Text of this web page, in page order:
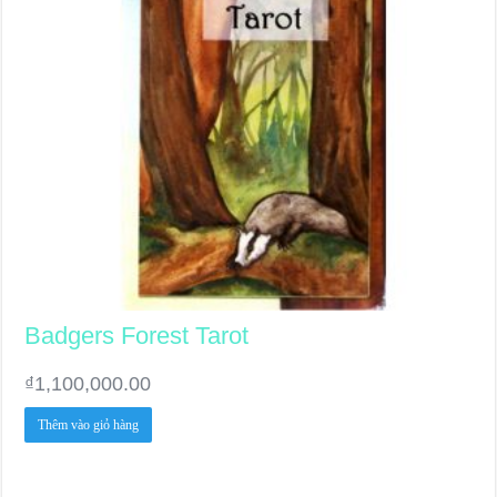
chọn
trang
sản
phẩm
Badgers Forest Tarot
₫1,100,000.00
Thêm vào giỏ hàng